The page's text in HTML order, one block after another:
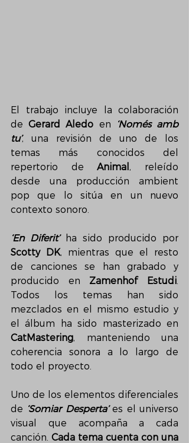
El trabajo incluye la colaboración
de Gerard Aledo en
‘Només amb
tu’, una revisión de uno de los
temas más conocidos del
repertorio de Animal , releído
desde una producción ambient
pop que lo sitúa en un nuevo
contexto sonoro.
‘En Diferit’
Scotty DK, mientras que el resto
de canciones se han grabado y
producido en Zamenhof Estudi.
Todos los temas han sido
mezclados en el mismo estudio y
CatMastering, manteniendo una
coherencia sonora a lo largo de
todo el proyecto.
Uno de los elementos diferenciales
de ‘Somiar Desperta’ es el universo
visual que acompaña a cada
canción. Cada tema cuenta con una